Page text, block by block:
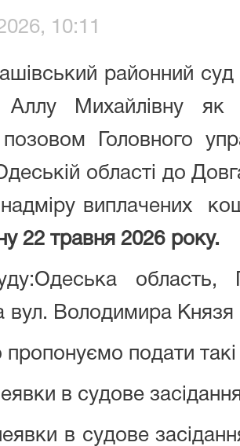
10:11
районний суд
Михайлівну як
Головного
області до
надміру виплачених
22 травня 2026 року.
область,
вул. Володимира Князя
подати
в судове
в судове